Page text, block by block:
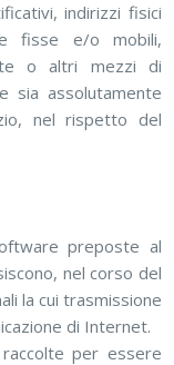
indirizzi fisici
fisse e/o mobili,
o altri mezzi di
sia assolutamente
nel rispetto del
preposte al
nel corso del
la cui trasmissione
di Internet.
per essere